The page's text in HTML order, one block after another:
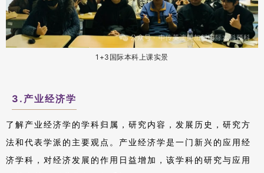
1+3国际本科上课实景
3.产业经济学
了解产业经济学的学科归属，研究内容，发展历史，研究方
法和代表学派的主要观点。产业经济学是一门新兴的应用经
济学科，对经济发展的作用日益增加，该学科的研究与应用